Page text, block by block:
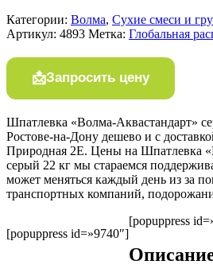
Категории: Волма, Сухие смеси и
Артикул: 4893 Метка: Глобальная
Запросить цену
Шпатлевка «Волма-Аквастандарт»
Ростове-на-Дону дешево и с
Природная 2Е. Цены на Шпатлевка
серый 22 кг мы стараемся
может меняться каждый день из за
транспортных компаний,
[popuppress id=»9740″]
[popuppress